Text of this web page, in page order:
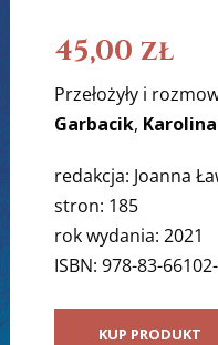
45,00 zł
Przełożyły i
Garbacik,
redakcja: Joanna
stron: 185
rok wydania: 2021
ISBN: 978-83-
KUP PRODUKT